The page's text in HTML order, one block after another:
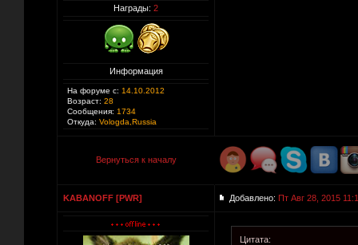
Награды: 2
Информация
На форуме с: 14.10.2012
Возраст: 28
Сообщения: 1734
Откуда: Vologda,Russia
Вернуться к началу
KABANOFF [PWR] Добавлено: Пт Авг 28, 2015
Цитата: